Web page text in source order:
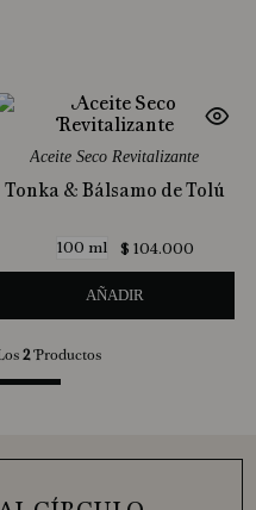
Aceite Seco Revitalizante
Tonka & Bálsamo de Tolú
100 ml $ 104.000
AÑADIR
2Productos